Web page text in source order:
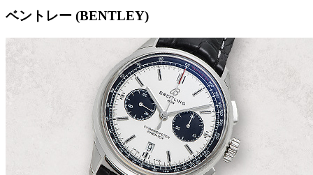
ベントレー (BENTLEY)